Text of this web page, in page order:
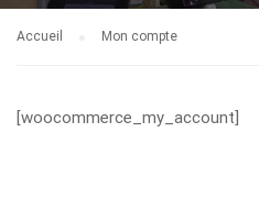
Accueil Mon compte
[woocommerce_my_account]